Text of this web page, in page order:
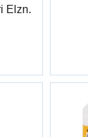
Elzn.